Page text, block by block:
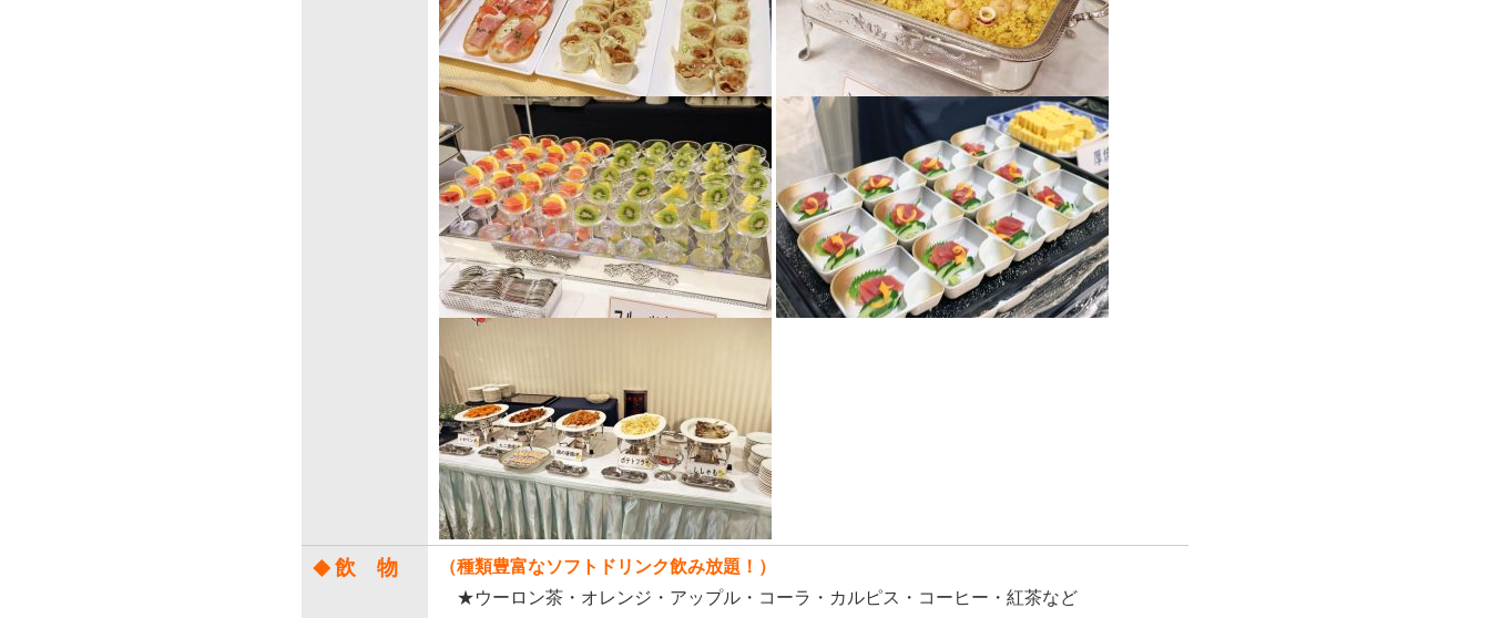
◆ 飲 物 （種類豊富なソフトドリンク飲み放題 ！）
★ウーロン茶・オレンジ・アップル・コーラ・カルピス・コーヒー・紅茶など